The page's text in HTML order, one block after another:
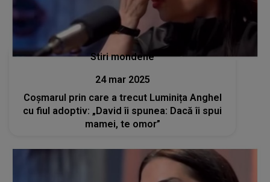
Stiri mondene
24 mar 2025
Coșmarul prin care a trecut Luminița Anghel
cu fiul adoptiv: „David îi spunea: Dacă îi spui
mamei, te omor”